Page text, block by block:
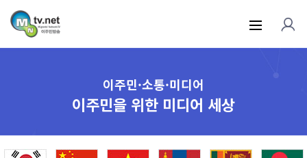
이주민·소통·미디어
이주민을 위한 미디어 세상